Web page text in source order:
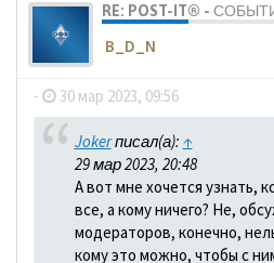
RE: POST-IT® -
B_D_N
- 30 мар 2023, 09:56
Jokerписал(а): ↑
29 мар 2023, 20:48
А вот мне хочется узнать,
все, а кому ничего? Не,
модераторов, конечно,
кому это можно, чтобы с